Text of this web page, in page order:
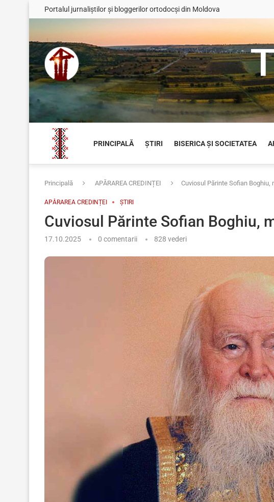
Portalul jurnaliștilor și bloggerilor ortodocși din Moldova
PRINCIPALĂ ȘTIRI BISERICA ȘI SOCIETATEA
Principală APĂRAREA CREDINȚEI Cuviosul Părinte Sofian
APĂRAREA CREDINȚEI ȘTIRI
Cuviosul Părinte Sofian Boghiu,
17.10.2025 0 comentarii 828 vederi